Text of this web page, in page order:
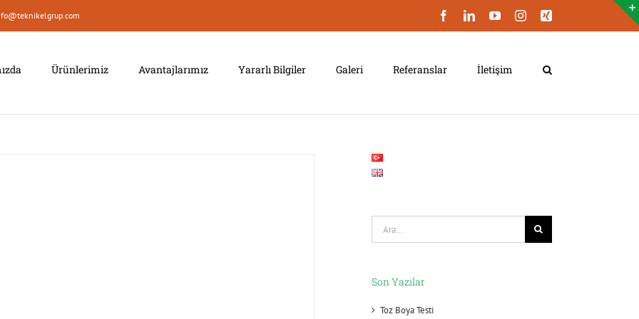
FacebookLinkedInYouTubeInstagram
Xing
Ürünlerimiz Avantajlarımız Yararlı Bilgiler Galeri Referanslar İletişim
Son Yazılar
Toz Boya Testi